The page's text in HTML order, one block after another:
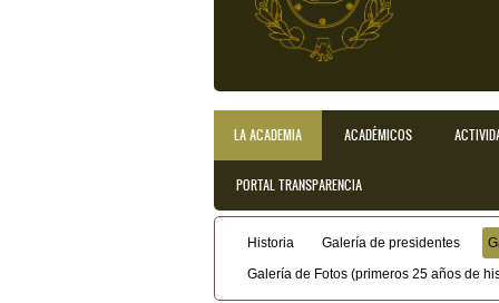
Menú principal
LA ACADEMIA ACADÉMICOS
PORTAL TRANSPARENCIA
Historia Galería de presidentes
Galería de Fotos (primeros 25 años de